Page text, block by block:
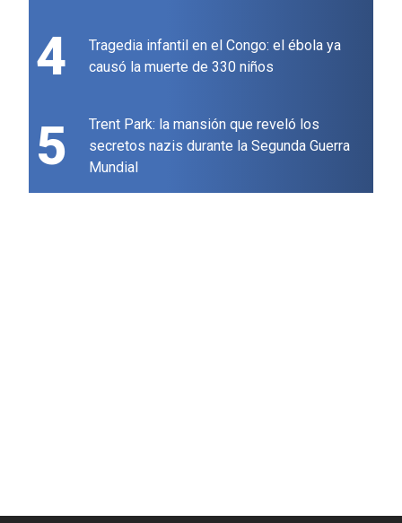
4
Tragedia infantil en el Congo: el ébola ya
causó la muerte de 330 niños
5
Trent Park: la mansión que reveló los
secretos nazis durante la Segunda Guerra
Mundial